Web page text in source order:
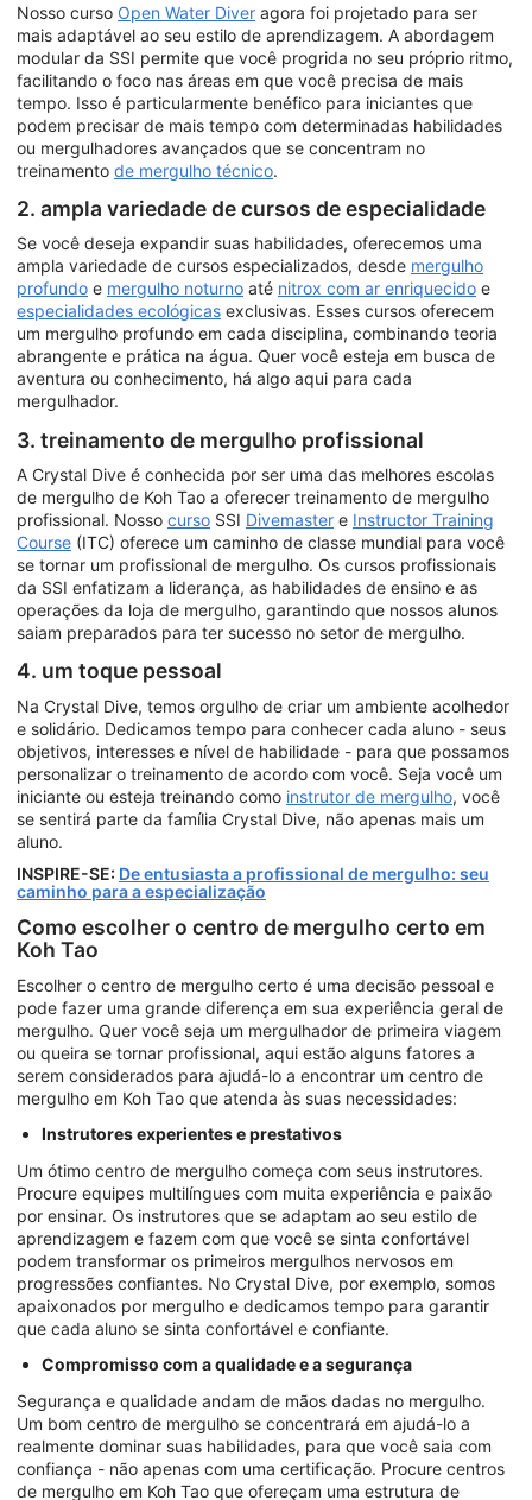
Nosso curso Open Water Diver agora foi projetado para ser
mais adaptável ao seu estilo de aprendizagem. A abordagem
modular da SSI permite que você progrida no seu próprio ritmo,
facilitando o foco nas áreas em que você precisa de mais
tempo. Isso é particularmente benéfico para iniciantes que
podem precisar de mais tempo com determinadas habilidades
ou mergulhadores avançados que se concentram no
treinamento de mergulho técnico.
2. ampla variedade de cursos de especialidade
Se você deseja expandir suas habilidades, oferecemos uma
ampla variedade de cursos especializados, desde mergulho
profundo e mergulho noturno até nitrox com ar enriquecido e
especialidades ecológicas exclusivas. Esses cursos oferecem
um mergulho profundo em cada disciplina, combinando teoria
abrangente e prática na água. Quer você esteja em busca de
aventura ou conhecimento, há algo aqui para cada
mergulhador.
3. treinamento de mergulho profissional
A Crystal Dive é conhecida por ser uma das melhores escolas
de mergulho de Koh Tao a oferecer treinamento de mergulho
profissional. Nosso curso SSI Divemaster e Instructor Training
Course (ITC) oferece um caminho de classe mundial para você
se tornar um profissional de mergulho. Os cursos profissionais
da SSI enfatizam a liderança, as habilidades de ensino e as
operações da loja de mergulho, garantindo que nossos alunos
saiam preparados para ter sucesso no setor de mergulho.
4. um toque pessoal
Na Crystal Dive, temos orgulho de criar um ambiente acolhedor
e solidário. Dedicamos tempo para conhecer cada aluno - seus
objetivos, interesses e nível de habilidade - para que possamos
personalizar o treinamento de acordo com você. Seja você um
iniciante ou esteja treinando como instrutor de mergulho, você
se sentirá parte da família Crystal Dive, não apenas mais um
aluno.
INSPIRE-SE: De entusiasta a profissional de mergulho: seu
caminho para a especialização
Como escolher o centro de mergulho certo em
Koh Tao
Escolher o centro de mergulho certo é uma decisão pessoal e
pode fazer uma grande diferença em sua experiência geral de
mergulho. Quer você seja um mergulhador de primeira viagem
ou queira se tornar profissional, aqui estão alguns fatores a
serem considerados para ajudá-lo a encontrar um centro de
mergulho em Koh Tao que atenda às suas necessidades:
Instrutores experientes e prestativos
Um ótimo centro de mergulho começa com seus instrutores.
Procure equipes multilíngues com muita experiência e paixão
por ensinar. Os instrutores que se adaptam ao seu estilo de
aprendizagem e fazem com que você se sinta confortável
podem transformar os primeiros mergulhos nervosos em
progressões confiantes. No Crystal Dive, por exemplo, somos
apaixonados por mergulho e dedicamos tempo para garantir
que cada aluno se sinta confortável e confiante.
Compromisso com a qualidade e a segurança
Segurança e qualidade andam de mãos dadas no mergulho.
Um bom centro de mergulho se concentrará em ajudá-lo a
realmente dominar suas habilidades, para que você saia com
confiança - não apenas com uma certificação. Procure centros
de mergulho em Koh Tao que ofereçam uma estrutura de